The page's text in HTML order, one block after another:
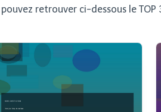
pouvez retrouver ci-dessous le